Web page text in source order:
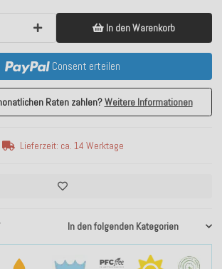
In den folgenden Kategorien
In den Warenkorb
Consent erteilen
Raten zahlen?Weitere Informationen
Lieferzeit: ca. 14 Werktage